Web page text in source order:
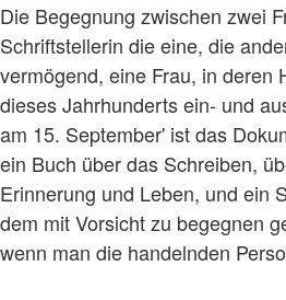
Die Begegnung zwischen zwei
Schriftstellerin die eine, die
vermögend, eine Frau, in deren
dieses Jahrhunderts ein- und
am 15. September' ist das
ein Buch über das Schreiben,
Erinnerung und Leben, und ein
dem mit Vorsicht zu begegnen
wenn man die handelnden